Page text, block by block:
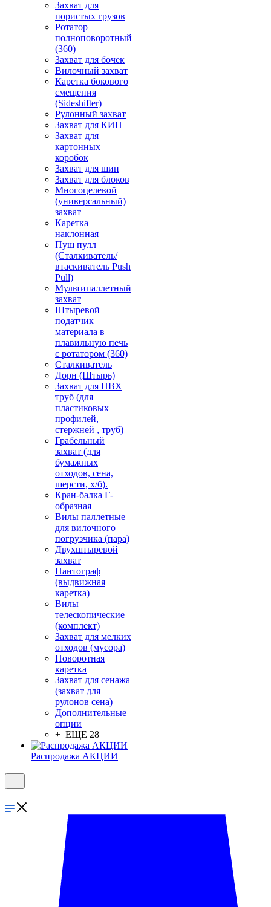
Захват для
пористых грузов
Ротатор
полноповоротный
(360)
Захват для бочек
Вилочный захват
Каретка бокового
смещения
(Sideshifter)
Рулонный захват
Захват для КИП
Захват для
картонных
коробок
Захват для шин
Захват для блоков
Многоцелевой
(универсальный)
захват
Каретка
наклонная
Пуш пулл
(Сталкиватель/
втаскиватель Push
Pull)
Мультипаллетный
захват
Штыревой
податчик
материала в
плавильную печь
с ротатором (360)
Сталкиватель
Дорн (Штырь)
Захват для ПВХ
труб (для
пластиковых
профилей,
стержней , труб)
Грабельный
захват (для
бумажных
отходов, сена,
шерсти, х/б).
Кран-балка Г-
образная
Вилы паллетные
для вилочного
погрузчика (пара)
Двухштыревой
захват
Пантограф
(выдвижная
каретка)
Вилы
телескопические
(комплект)
Захват для мелких
отходов (мусора)
Поворотная
каретка
Захват для сенажа
(захват для
рулонов сена)
Дополнительные
опции
+ ЕЩЕ 28
Распродажа АКЦИИ